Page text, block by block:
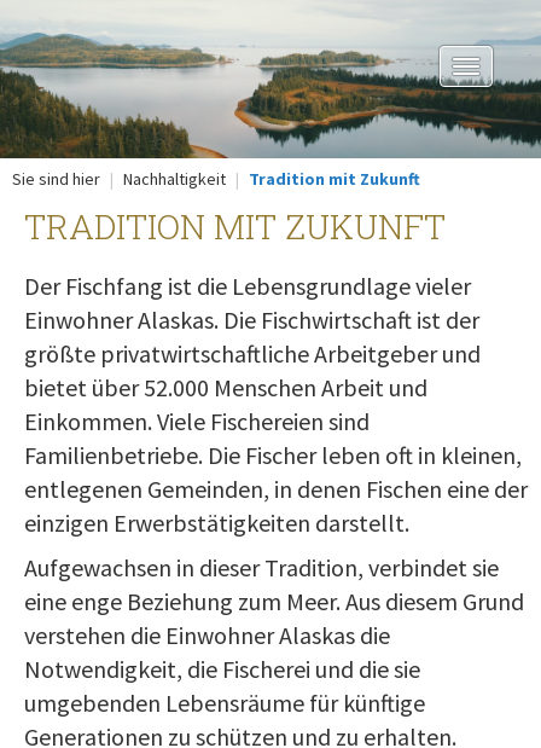
Toggle
navigation
Sie sind hier Nachhaltigkeit Tradition mit Zukunft
TRADITION MIT ZUKUNFT
Der Fischfang ist die Lebensgrundlage vieler
Einwohner Alaskas. Die Fischwirtschaft ist der
größte privatwirtschaftliche Arbeitgeber und
bietet über 52.000 Menschen Arbeit und
Einkommen. Viele Fischereien sind
Familienbetriebe. Die Fischer leben oft in kleinen,
entlegenen Gemeinden, in denen Fischen eine der
einzigen Erwerbstätigkeiten darstellt.
Aufgewachsen in dieser Tradition, verbindet sie
eine enge Beziehung zum Meer. Aus diesem Grund
verstehen die Einwohner Alaskas die
Notwendigkeit, die Fischerei und die sie
umgebenden Lebensräume für künftige
Generationen zu schützen und zu erhalten.